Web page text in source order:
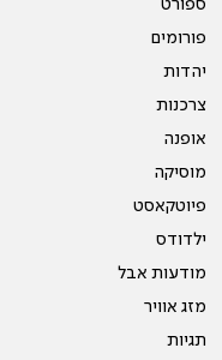
ספורט
פורומים
יהדות
צרכנות
אופנה
מוסיקה
פיוטקאסט
ילדודס
מודעות אבל
מזג אוויר
תגיות